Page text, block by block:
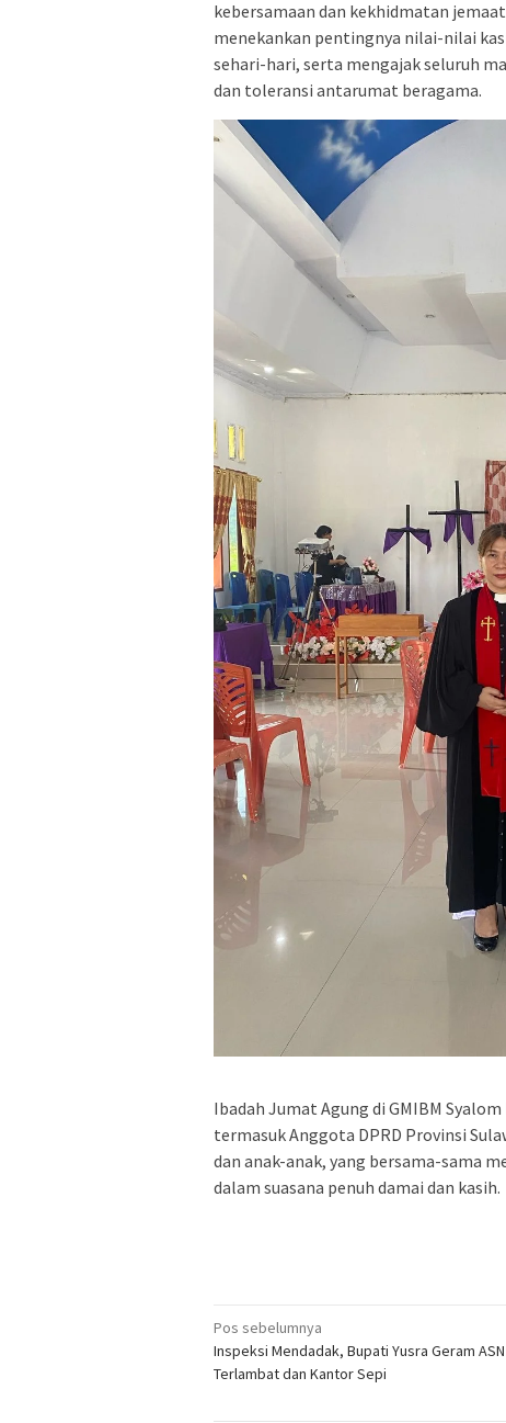
kebersamaan dan kekhidmatan
menekankan pentingnya nilai-nilai
sehari-hari, serta mengajak seluruh
dan toleransi antarumat beragama.
Ibadah Jumat Agung di GMIBM
termasuk Anggota DPRD Provinsi
dan anak-anak, yang bersama-sama
dalam suasana penuh damai dan kasih.
Navigasi
pos
Pos sebelumnya
Inspeksi Mendadak, Bupati Yusra Geram ASN
Terlambat dan Kantor Sepi